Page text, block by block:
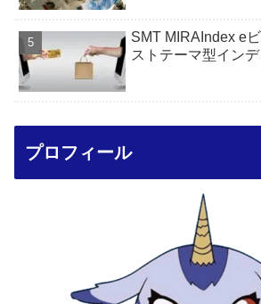
SMT MIRAIndex e
ストテーマ型インデ
プロフィール